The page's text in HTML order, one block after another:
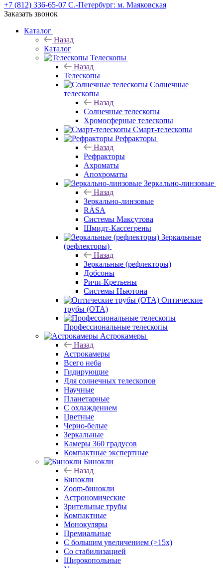
+7 (812) 336-65-07 С.-Петербург: м. Маяковская
Заказать звонок
Каталог
Назад
Каталог
Телескопы
Назад
Телескопы
Солнечные
телескопы
Назад
Солнечные телескопы
Хромосферные телескопы
Смарт-телескопы
Рефракторы
Назад
Рефракторы
Ахроматы
Апохроматы
Зеркально-линзовые
Назад
Зеркально-линзовые
RASA
Системы Максутова
Шмидт-Кассегрены
Зеркальные
(рефлекторы)
Назад
Зеркальные (рефлекторы)
Добсоны
Ричи-Кретьены
Системы Ньютона
Оптические
трубы (OTA)
Профессиональные телескопы
Астрокамеры
Назад
Астрокамеры
Всего неба
Гидирующие
Для солнечных телескопов
Научные
Планетарные
С охлаждением
Цветные
Черно-белые
Зеркальные
Камеры 360 градусов
Компактные экспертные
Бинокли
Назад
Бинокли
Zoom-бинокли
Астрономические
Зрительные трубы
Компактные
Монокуляры
Премиальные
С большим увеличением (>15x)
Со стабилизацией
Широкопольные